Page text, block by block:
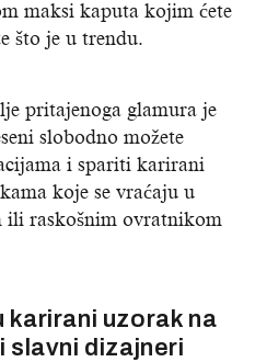
maksi kaputa kojim ćete
što je u trendu.
pritajenoga glamura je
slobodno možete
i spariti karirani
koje se vraćaju u
ili raskošnim ovratnikom
karirani uzorak na
slavni dizajneri